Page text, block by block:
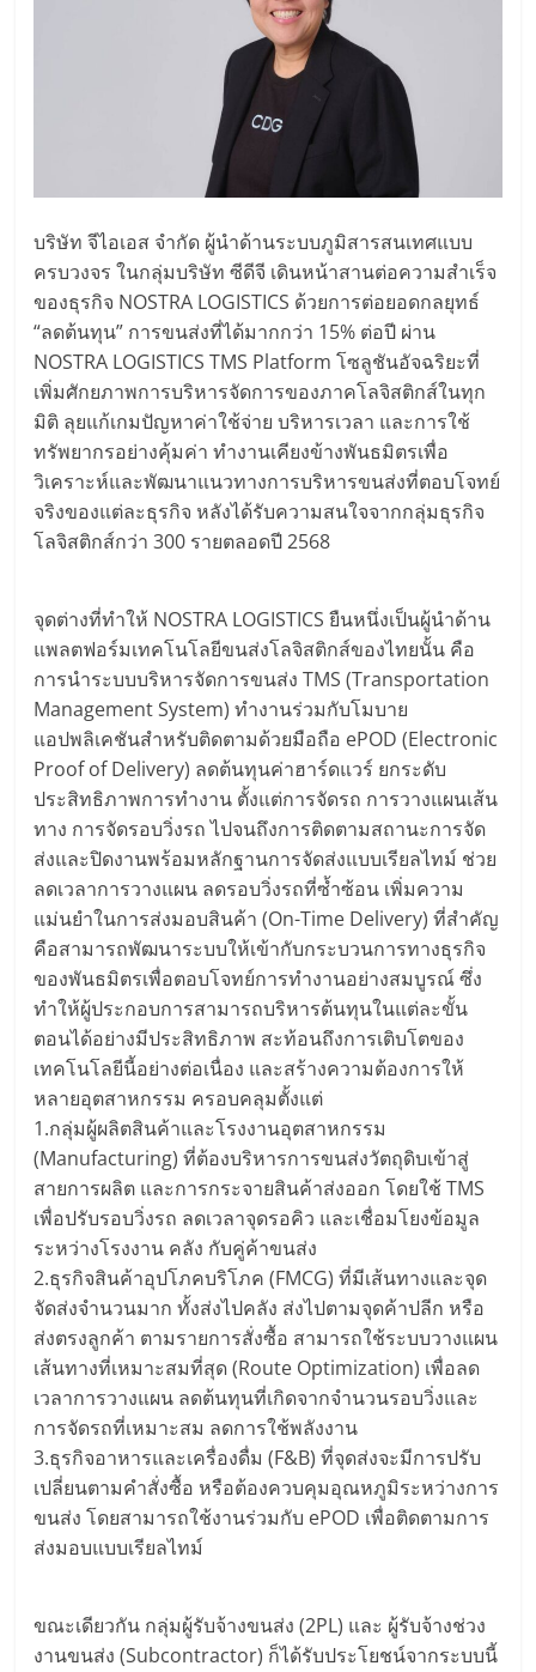
บริษัท จีไอเอส จำกัด ผู้นำด้านระบบภูมิสารสนเทศแบบ
ครบวงจร ในกลุ่มบริษัท ซีดีจี เดินหน้าสานต่อความสำเร็จ
ของธุรกิจ NOSTRA LOGISTICS ด้วยการต่อยอดกลยุทธ์
“ลดต้นทุน” การขนส่งที่ได้มากกว่า 15% ต่อปี ผ่าน
NOSTRA LOGISTICS TMS Platform โซลูชันอัจฉริยะที่
เพิ่มศักยภาพการบริหารจัดการของภาคโลจิสติกส์ในทุก
มิติ ลุยแก้เกมปัญหาค่าใช้จ่าย บริหารเวลา และการใช้
ทรัพยากรอย่างคุ้มค่า ทำงานเคียงข้างพันธมิตรเพื่อ
วิเคราะห์และพัฒนาแนวทางการบริหารขนส่งที่ตอบโจทย์
จริงของแต่ละธุรกิจ หลังได้รับความสนใจจากกลุ่มธุรกิจ
โลจิสติกส์กว่า 300 รายตลอดปี 2568
จุดต่างที่ทำให้ NOSTRA LOGISTICS ยืนหนึ่งเป็นผู้นำด้าน
แพลตฟอร์มเทคโนโลยีขนส่งโลจิสติกส์ของไทยนั้น คือ
การนำระบบบริหารจัดการขนส่ง TMS (Transportation
Management System) ทำงานร่วมกับโมบาย
แอปพลิเคชันสำหรับติดตามด้วยมือถือ ePOD (Electronic
Proof of Delivery) ลดต้นทุนค่าฮาร์ดแวร์ ยกระดับ
ประสิทธิภาพการทำงาน ตั้งแต่การจัดรถ การวางแผนเส้น
ทาง การจัดรอบวิ่งรถ ไปจนถึงการติดตามสถานะการจัด
ส่งและปิดงานพร้อมหลักฐานการจัดส่งแบบเรียลไทม์ ช่วย
ลดเวลาการวางแผน ลดรอบวิ่งรถที่ซ้ำซ้อน เพิ่มความ
แม่นยำในการส่งมอบสินค้า (On-Time Delivery) ที่สำคัญ
คือสามารถพัฒนาระบบให้เข้ากับกระบวนการทางธุรกิจ
ของพันธมิตรเพื่อตอบโจทย์การทำงานอย่างสมบูรณ์ ซึ่ง
ทำให้ผู้ประกอบการสามารถบริหารต้นทุนในแต่ละขั้น
ตอนได้อย่างมีประสิทธิภาพ สะท้อนถึงการเติบโตของ
เทคโนโลยีนี้อย่างต่อเนื่อง และสร้างความต้องการให้
หลายอุตสาหกรรม ครอบคลุมตั้งแต่
1.กลุ่มผู้ผลิตสินค้าและโรงงานอุตสาหกรรม
(Manufacturing) ที่ต้องบริหารการขนส่งวัตถุดิบเข้าสู่
สายการผลิต และการกระจายสินค้าส่งออก โดยใช้ TMS
เพื่อปรับรอบวิ่งรถ ลดเวลาจุดรอคิว และเชื่อมโยงข้อมูล
ระหว่างโรงงาน คลัง กับคู่ค้าขนส่ง
2.ธุรกิจสินค้าอุปโภคบริโภค (FMCG) ที่มีเส้นทางและจุด
จัดส่งจำนวนมาก ทั้งส่งไปคลัง ส่งไปตามจุดค้าปลีก หรือ
ส่งตรงลูกค้า ตามรายการสั่งซื้อ สามารถใช้ระบบวางแผน
เส้นทางที่เหมาะสมที่สุด (Route Optimization) เพื่อลด
เวลาการวางแผน ลดต้นทุนที่เกิดจากจำนวนรอบวิ่งและ
การจัดรถที่เหมาะสม ลดการใช้พลังงาน
3.ธุรกิจอาหารและเครื่องดื่ม (F&B) ที่จุดส่งจะมีการปรับ
เปลี่ยนตามคำสั่งซื้อ หรือต้องควบคุมอุณหภูมิระหว่างการ
ขนส่ง โดยสามารถใช้งานร่วมกับ ePOD เพื่อติดตามการ
ส่งมอบแบบเรียลไทม์
ขณะเดียวกัน กลุ่มผู้รับจ้างขนส่ง (2PL) และ ผู้รับจ้างช่วง
งานขนส่ง (Subcontractor) ก็ได้รับประโยชน์จากระบบนี้